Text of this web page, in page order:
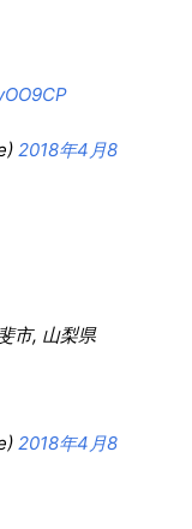
2018年4月8
市, 山梨県
2018年4月8